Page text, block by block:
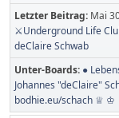
Letzter Beitrag: Mai
⚔️Underground Life
deClaire Schwab
Unter-Boards ●
Johannes "deClaire"
bodhie.eu/schach ♕ ♔